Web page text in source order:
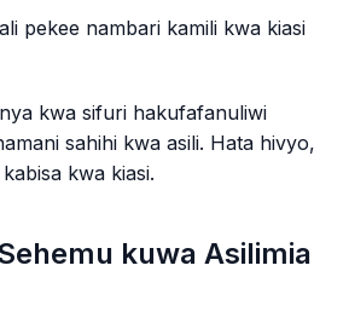
pekee nambari kamili kwa kiasi
kwa sifuri hakufafanuliwi
sahihi kwa asili. Hata hivyo,
kwa kiasi.
kuwa Asilimia